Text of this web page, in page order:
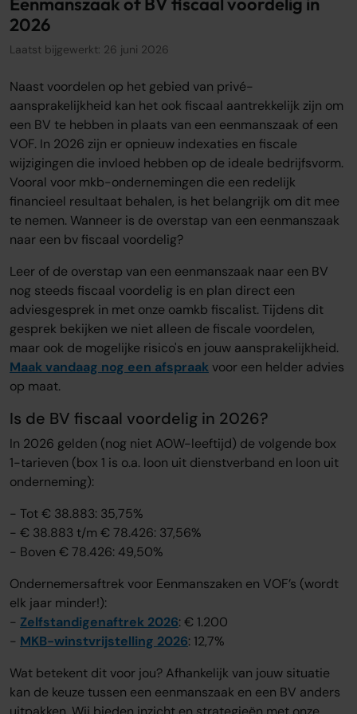
2026
Laatst bijgewerkt: 26 juni 2026
Naast voordelen op het gebied van privé-
aansprakelijkheid kan het ook fiscaal aantrekkelijk zijn om
een BV te hebben in plaats van een eenmanszaak of een
VOF. In 2026 zijn er opnieuw indexaties en fiscale
wijzigingen die invloed hebben op de ideale bedrijfsvorm.
Vooral voor mkb-ondernemingen die een redelijk
financieel resultaat behalen, is het belangrijk om dit mee
te nemen. Wanneer is de overstap van een eenmanszaak
naar een bv fiscaal voordelig?
Leer of de overstap van een eenmanszaak naar een BV
nog steeds fiscaal voordelig is en plan direct een
adviesgesprek in met onze oamkb fiscalist. Tijdens dit
gesprek bekijken we niet alleen de fiscale voordelen,
maar ook de mogelijke risico's en jouw aansprakelijkheid.
Maak vandaag nog een afspraak voor een helder advies
op maat.
Is de BV fiscaal voordelig in 2026?
In 2026 gelden (nog niet AOW-leeftijd) de volgende box
1-tarieven (box 1 is o.a. loon uit dienstverband en loon uit
onderneming):
- Tot € 38.883: 35,75%
- € 38.883 t/m € 78.426: 37,56%
- Boven € 78.426: 49,50%
Ondernemersaftrek voor Eenmanszaken en VOF’s (wordt
elk jaar minder!):
- Zelfstandigenaftrek 2026: € 1.200
- MKB-winstvrijstelling 2026: 12,7%
Wat betekent dit voor jou? Afhankelijk van jouw situatie
kan de keuze tussen een eenmanszaak en een BV anders
Over ons
Onze tarieven
Onze kantoren
Adviescentrum
Sluit je aan
Word oamkb partner
Werken bij
1
Contact
FAQ
Login
Login